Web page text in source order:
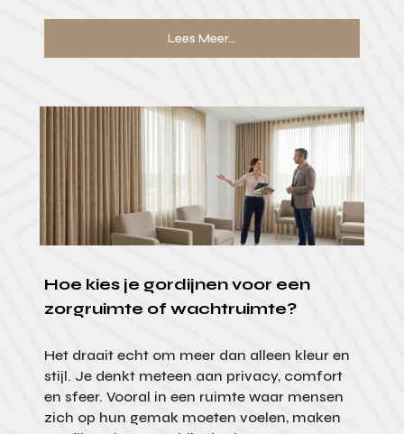
Lees Meer...
Hoe kies je gordijnen voor een
zorgruimte of wachtruimte?
Het draait echt om meer dan alleen kleur en
stijl. Je denkt meteen aan privacy, comfort
en sfeer. Vooral in een ruimte waar mensen
zich op hun gemak moeten voelen, maken